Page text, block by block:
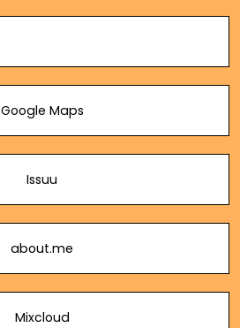
Google Maps
Issuu
about.me
Mixcloud